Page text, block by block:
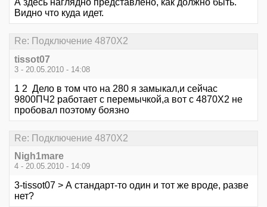
А здесь наглядно представлено, как должно быть.
Видно что куда идет.
Re: Подключение 4870Х2
tissot07
3 - 20.05.2010 - 14:08
1 2 Дело в том что на 280 я замыкал,и сейчас
9800ПЧ2 работает с перемычкой,а вот с 4870Х2 не
пробовал поэтому боязно
Re: Подключение 4870Х2
Nigh1mare
4 - 20.05.2010 - 14:09
3-tissot07 > А стандарт-то один и тот же вроде, разве
нет?